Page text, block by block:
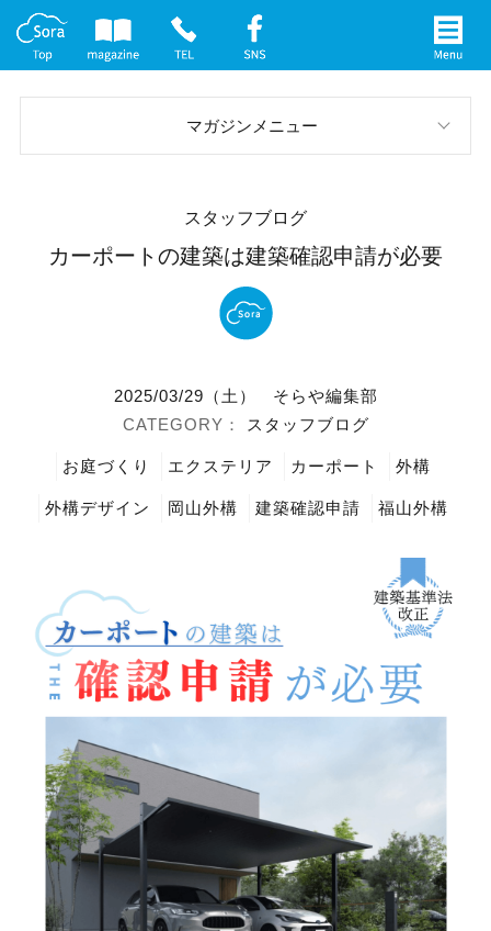
マガジンメニュー
イベント案内
社長インタビュー
スタッフブログ
カーポートの建築は建築確認申請が必要
2025/03/29（土）
そらや編集部
スタッフブログ
お庭づくり エクステリア カーポート 外構
外構デザイン 岡山外構 建築確認申請 福山外構